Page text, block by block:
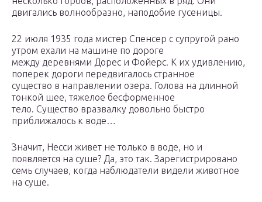
двигались волнообразно, наподобие гусеницы.
22 июля 1935 года мистер Спенсер с супругой рано
утром ехали на машине по дороге
между деревнями Дорес и Фойерс. К их удивлению,
поперек дороги передвигалось странное
существо в направлении озера. Голова на длинной
тонкой шее, тяжелое бесформенное
тело. Существо вразвалку довольно быстро
приближалось к воде…
Значит, Несси живет не только в воде, но и
появляется на суше? Да, это так. Зарегистрировано
семь случаев, когда наблюдатели видели животное
на суше.